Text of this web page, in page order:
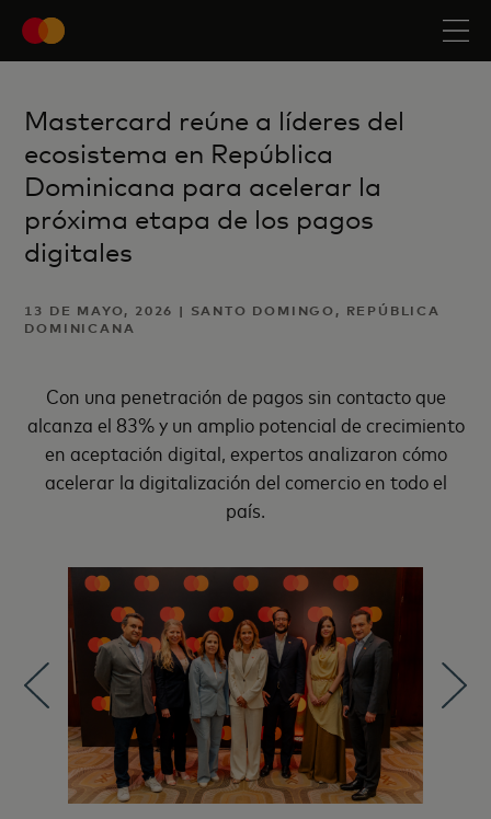
Mastercard reúne a líderes del
ecosistema en República
Dominicana para acelerar la
próxima etapa de los pagos
digitales
13 DE MAYO, 2026 | SANTO DOMINGO, REPÚBLICA
DOMINICANA
Con una penetración de pagos sin contacto que
alcanza el 83% y un amplio potencial de crecimiento
en aceptación digital, expertos analizaron cómo
acelerar la digitalización del comercio en todo el
país.